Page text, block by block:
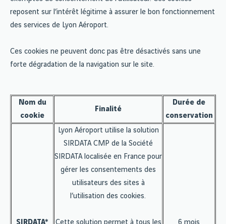
reposent sur l’intérêt légitime à assurer le bon fonctionnement
des services de Lyon Aéroport.
Ces cookies ne peuvent donc pas être désactivés sans une
forte dégradation de la navigation sur le site.
Nom du
cookie
Finalité
Durée de
conservation
Lyon Aéroport utilise la solution
SIRDATA CMP de la Société
SIRDATA localisée en France pour
gérer les consentements des
utilisateurs des sites à
l’utilisation des cookies.